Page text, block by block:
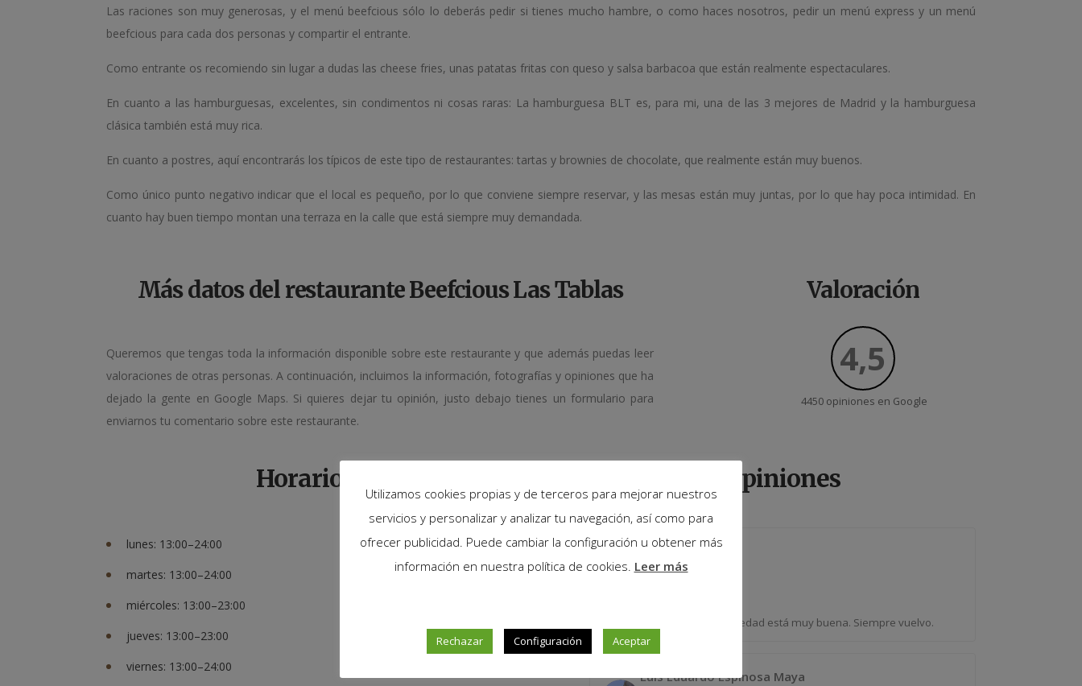
Las raciones son muy generosas, y el menú beefcious sólo lo deberás pedir si tienes mucho hambre, o como haces nosotros, pedir un menú express y un menú
beefcious para cada dos personas y compartir el entrante.
Como entrante os recomiendo sin lugar a dudas las cheese fries, unas patatas fritas con queso y salsa barbacoa que están realmente espectaculares.
En cuanto a las hamburguesas, excelentes, sin condimentos ni cosas raras: La hamburguesa BLT es, para mi, una de las 3 mejores de Madrid y la hamburguesa
clásica también está muy rica.
En cuanto a postres, aquí encontrarás los típicos de este tipo de restaurantes: tartas y brownies de chocolate, que realmente están muy buenos.
Como único punto negativo indicar que el local es pequeño, por lo que conviene siempre reservar, y las mesas están muy juntas, por lo que hay poca intimidad. En
cuanto hay buen tiempo montan una terraza en la calle que está siempre muy demandada.
Más datos del restaurante Beefcious Las Tablas
Queremos que tengas toda la información disponible sobre este restaurante y que además puedas leer
valoraciones de otras personas. A continuación, incluimos la información, fotografías y opiniones que ha
dejado la gente en Google Maps. Si quieres dejar tu opinión, justo debajo tienes un formulario para
enviarnos tu comentario sobre este restaurante.
Valoración
4,5
4450 opiniones en Google
Horario
lunes: 13:00–24:00
martes: 13:00–24:00
miércoles: 13:00–23:00
jueves: 13:00–23:00
viernes: 13:00–24:00
Opiniones
Soymanu
★★★★★
Las hamburguesas y la variedad está muy buena. Siempre vuelvo.
Luis Eduardo Espinosa Maya
Utilizamos cookies propias y de terceros para mejorar nuestros
servicios y personalizar y analizar tu navegación, así como para
ofrecer publicidad. Puede cambiar la configuración u obtener más
información en nuestra política de cookies. Leer más
Rechazar Configuración Aceptar